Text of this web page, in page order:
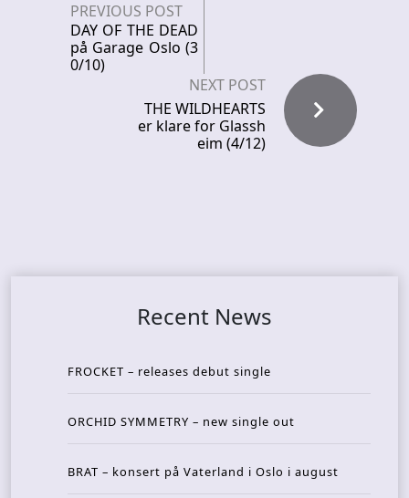
PREVIOUS POST
DAY OF THE DEAD
på Garage Oslo (3
0/10)
NEXT POST
THE WILDHEARTS
er klare for Glassh
eim (4/12)
Recent News
FROCKET – releases debut single
ORCHID SYMMETRY – new single out
BRAT – konsert på Vaterland i Oslo i august